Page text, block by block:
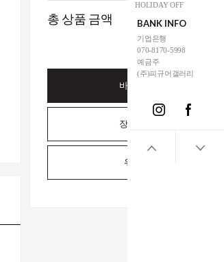
HOLIDAY OFF
BANK INFO
기업은행
070-8170-5998
예금주
(주)피규어갤러리
총 상품 금액
바로구매하기
장바구니담기
위시리스트